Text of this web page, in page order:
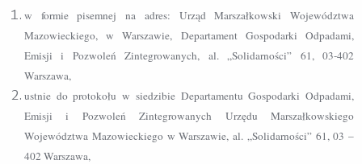
w formie pisemnej na adres: Urząd Marszałkowski Województwa
Mazowieckiego, w Warszawie, Departament Gospodarki Odpadami,
Emisji i Pozwoleń Zintegrowanych, al. „Solidarności” 61, 03-402
Warszawa,
ustnie do protokołu w siedzibie Departamentu Gospodarki Odpadami,
Emisji i Pozwoleń Zintegrowanych Urzędu Marszałkowskiego
Województwa Mazowieckiego w Warszawie, al. „Solidarności” 61, 03 –
402 Warszawa,